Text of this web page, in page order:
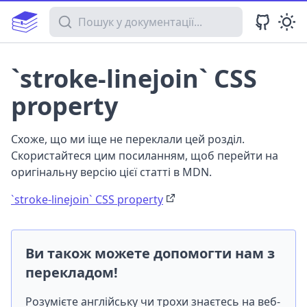
Пошук у документації
`stroke-linejoin` CSS
property
Схоже, що ми іще не переклали цей розділ.
Скористайтеся цим посиланням, щоб перейти на
оригінальну версію цієї статті в MDN.
`stroke-linejoin` CSS property
Ви також можете допомогти нам з
перекладом!
Розумієте англійську чи трохи знаєтесь на веб-